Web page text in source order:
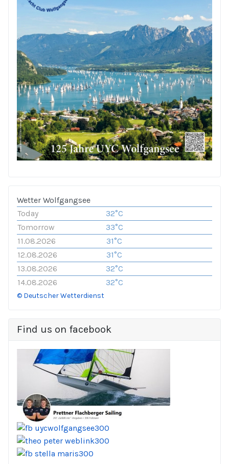
Wetter Wolfgangsee
Today
32°C
Tomorrow
33°C
11.08.2026
31°C
12.08.2026
31°C
13.08.2026
32°C
14.08.2026
32°C
© Deutscher Wetterdienst
Find us on facebook